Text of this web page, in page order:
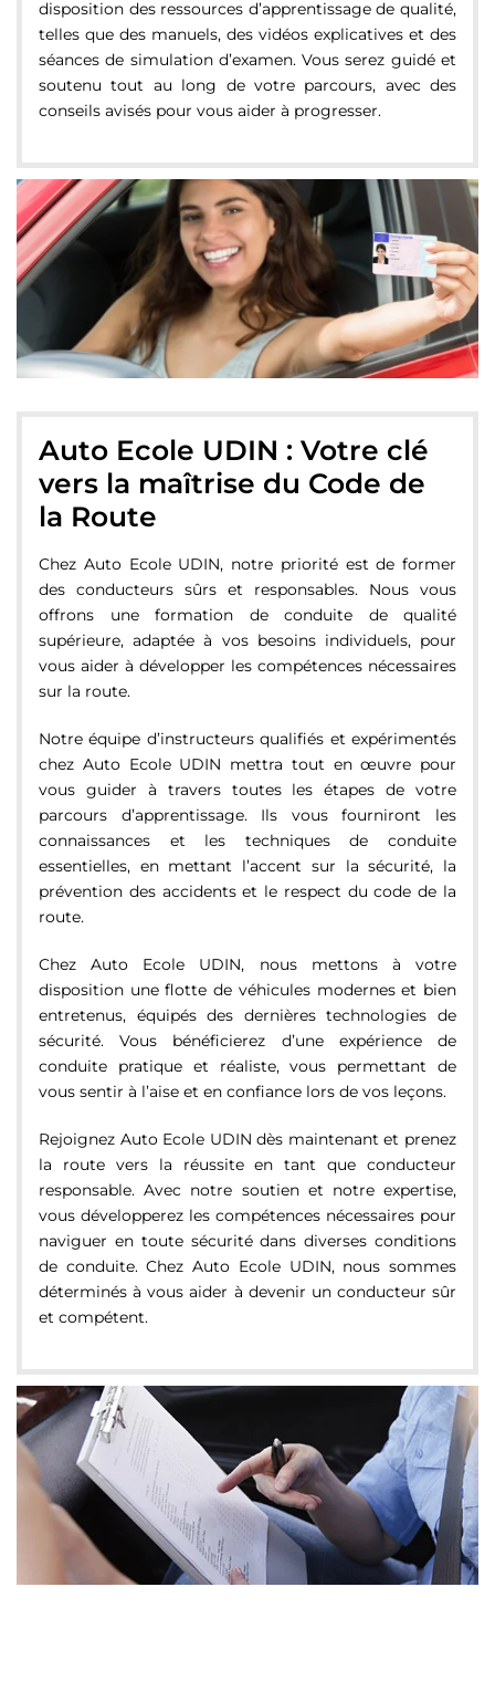
disposition des ressources d’apprentissage de qualité,
telles que des manuels, des vidéos explicatives et des
séances de simulation d’examen. Vous serez guidé et
soutenu tout au long de votre parcours, avec des
conseils avisés pour vous aider à progresser.
Auto Ecole UDIN : Votre clé
vers la maîtrise du Code de
la Route
Chez Auto Ecole UDIN, notre priorité est de former
des conducteurs sûrs et responsables. Nous vous
offrons une formation de conduite de qualité
supérieure, adaptée à vos besoins individuels, pour
vous aider à développer les compétences nécessaires
sur la route.
Notre équipe d’instructeurs qualifiés et expérimentés
chez Auto Ecole UDIN mettra tout en œuvre pour
vous guider à travers toutes les étapes de votre
parcours d’apprentissage. Ils vous fourniront les
connaissances et les techniques de conduite
essentielles, en mettant l’accent sur la sécurité, la
prévention des accidents et le respect du code de la
route.
Chez Auto Ecole UDIN, nous mettons à votre
disposition une flotte de véhicules modernes et bien
entretenus, équipés des dernières technologies de
sécurité. Vous bénéficierez d’une expérience de
conduite pratique et réaliste, vous permettant de
vous sentir à l’aise et en confiance lors de vos leçons.
Rejoignez Auto Ecole UDIN dès maintenant et prenez
la route vers la réussite en tant que conducteur
responsable. Avec notre soutien et notre expertise,
vous développerez les compétences nécessaires pour
naviguer en toute sécurité dans diverses conditions
de conduite. Chez Auto Ecole UDIN, nous sommes
déterminés à vous aider à devenir un conducteur sûr
et compétent.